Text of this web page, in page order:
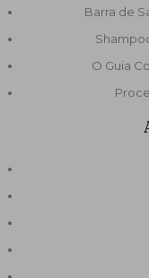
Barra de
O Guia